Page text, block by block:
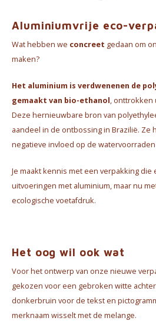
Koffie Kàn merch
Ontbijt en Lunch
Outdoor accessoires
Aluminiumvrije eco-
Wat hebben we concreet gedaan om
maken?
Het aluminium is verdwenenen de
gemaakt van bio-ethanol, onttrokken
Deze hernieuwbare bron van
aandeel in de ontbossing in Brazilië. Ze
negatieve invloed op de
Je maakt kennis met een verpakking die
uitvoeringen met aluminium, maar nu
ecologische voetafdruk.
Het oog wil ook wat
Voor het ontwerp van onze nieuwe
gekozen voor een gebroken witte
donkerbruin voor de tekst en
merknaam wisselt met de melange.